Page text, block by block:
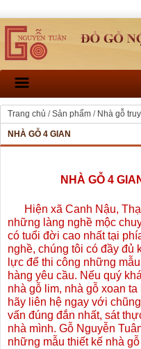
Trang chủ /Sản phẩm / Nhà gỗ
NHÀ GỖ 4 GIAN
NHÀ GỖ 4
Hiện xã Canh Nậu,
những làng nghề mộc
có tuổi đời cao nhất tại
nghề, chúng tôi có đầy đủ
lực để thi công những
hàng yêu cầu. Nếu quý
nhà gỗ lim, nhà gỗ xoan ta
hãy liên hệ ngay với
vấn đúng đắn nhất, sát
nhà mình. Gỗ Nguyễn
những mẫu thiết kế nhà